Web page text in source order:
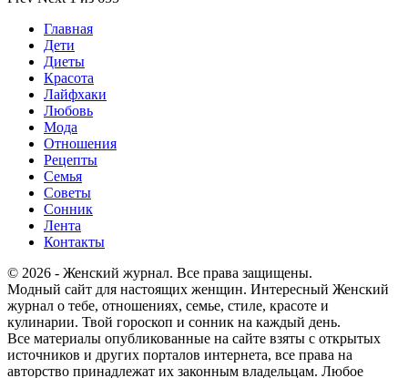
Главная
Дети
Диеты
Красота
Лайфхаки
Любовь
Мода
Отношения
Рецепты
Семья
Советы
Сонник
Лента
Контакты
© 2026 - Женский журнал. Все права защищены.
Модный сайт для настоящих женщин. Интересный Женский
журнал о тебе, отношениях, семье, стиле, красоте и
кулинарии. Твой гороскоп и сонник на каждый день.
Все материалы опубликованные на сайте взяты с открытых
источников и других порталов интернета, все права на
авторство принадлежат их законным владельцам. Любое